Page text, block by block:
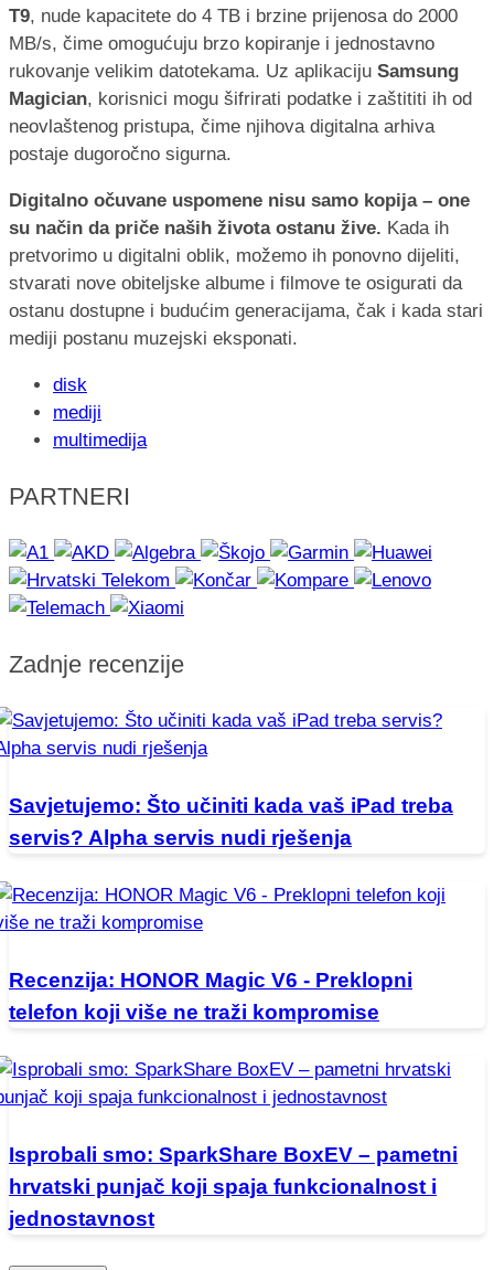
T9, nude kapacitete do 4 TB i brzine prijenosa do 2000
MB/s, čime omogućuju brzo kopiranje i jednostavno
rukovanje velikim datotekama. Uz aplikaciju Samsung
Magician, korisnici mogu šifrirati podatke i zaštititi ih od
neovlaštenog pristupa, čime njihova digitalna arhiva
postaje dugoročno sigurna.
Digitalno očuvane uspomene nisu samo kopija – one
su način da priče naših života ostanu žive. Kada ih
pretvorimo u digitalni oblik, možemo ih ponovno dijeliti,
stvarati nove obiteljske albume i filmove te osigurati da
ostanu dostupne i budućim generacijama, čak i kada stari
mediji postanu muzejski eksponati.
disk
mediji
multimedija
PARTNERI
Zadnje recenzije
Savjetujemo: Što učiniti kada vaš iPad treba
servis? Alpha servis nudi rješenja
Recenzija: HONOR Magic V6 - Preklopni
telefon koji više ne traži kompromise
Isprobali smo: SparkShare BoxEV – pametni
hrvatski punjač koji spaja funkcionalnost i
jednostavnost